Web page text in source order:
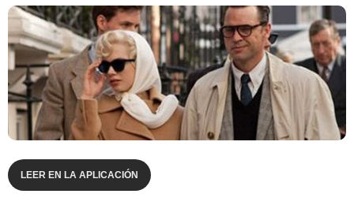
LEER EN LA APLICACIÓN